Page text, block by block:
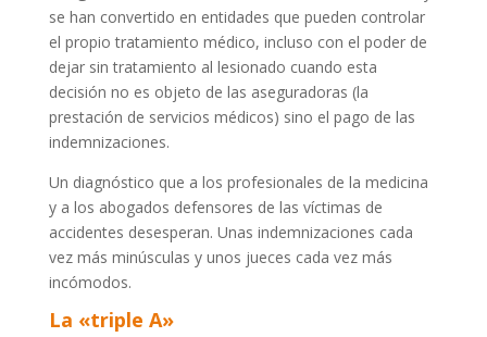
se han convertido en entidades que pueden controlar
el propio tratamiento médico, incluso con el poder de
dejar sin tratamiento al lesionado cuando esta
decisión no es objeto de las aseguradoras (la
prestación de servicios médicos) sino el pago de las
indemnizaciones.
Un diagnóstico que a los profesionales de la medicina
y a los abogados defensores de las víctimas de
accidentes desesperan. Unas indemnizaciones cada
vez más minúsculas y unos jueces cada vez más
incómodos.
La «triple A»